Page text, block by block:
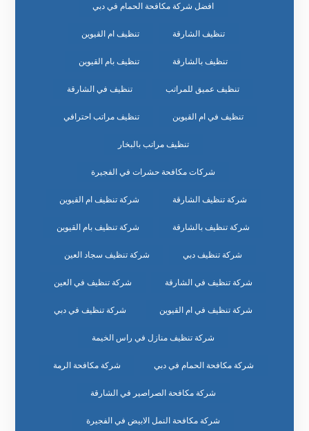
افضل شركة مكافحة الحمام في دبي
تنظيف الشارقة تنظيف ام القيوين
تنظيف بالشارقة تنظيف بام القيوين
تنظيف عميق للمراتب تنظيف في الشارقة
تنظيف في ام القيوين تنظيف مراتب احترافي
تنظيف مراتب بالبخار
شركات مكافحة حشرات في الفجيرة
شركة تنظيف الشارقة شركة تنظيف ام القيوين
شركة تنظيف بالشارقة شركة تنظيف بام القيوين
شركة تنظيف دبي شركة تنظيف سجاد العين
شركة تنظيف في الشارقة شركة تنظيف في العين
شركة تنظيف في ام القيوين شركة تنظيف في دبي
شركة تنظيف منازل في راس الخيمة
شركة مكافحة الحمام في دبي شركة مكافحة الرمة
شركة مكافحة الصراصير في الشارقة
شركة مكافحة النمل الابيض في الفجيرة